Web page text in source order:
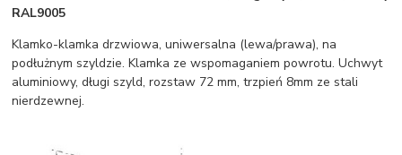
RAL9005
Klamko-klamka drzwiowa, uniwersalna (lewa/prawa), na
podłużnym szyldzie. Klamka ze wspomaganiem powrotu. Uchwyt
aluminiowy, długi szyld, rozstaw 72 mm, trzpień 8mm ze stali
nierdzewnej.